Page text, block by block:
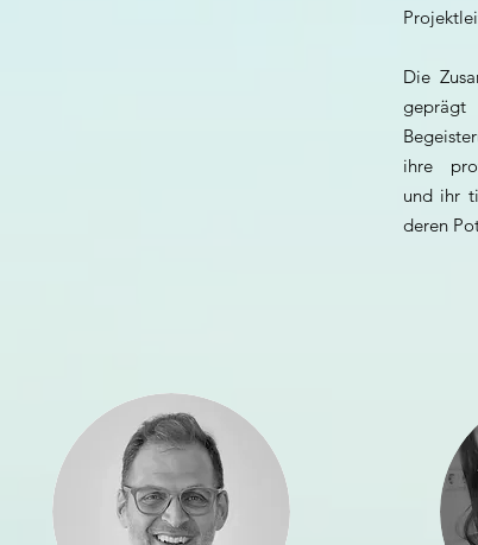
Die
ihre
und ihr
deren